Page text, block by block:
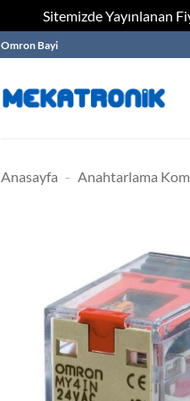
Sitemizde Yayınlanan
Omron Bayi
Anasayfa - Anahtarlama